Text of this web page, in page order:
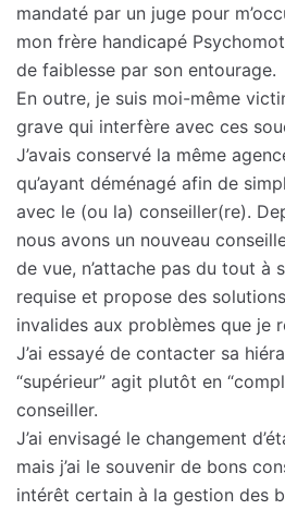
mandaté par un juge pour
mon frère handicapé
de faiblesse par son entourage.
En outre, je suis moi-même
grave qui interfère avec ces
J’avais conservé la même
qu’ayant déménagé afin de
avec le (ou la) conseiller(re).
nous avons un nouveau
de vue, n’attache pas du tout à
requise et propose des
invalides aux problèmes que je
J’ai essayé de contacter sa
“supérieur” agit plutôt en
conseiller.
J’ai envisagé le changement
mais j’ai le souvenir de bons
intérêt certain à la gestion des